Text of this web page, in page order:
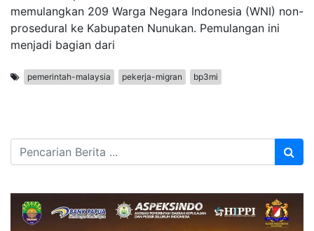
memulangkan 209 Warga Negara Indonesia (WNI) non-
prosedural ke Kabupaten Nunukan. Pemulangan ini
menjadi bagian dari
pemerintah-malaysia pekerja-migran bp3mi